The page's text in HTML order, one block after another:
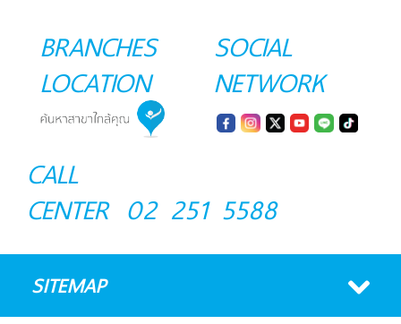
BRANCHES
LOCATION
SOCIAL
NETWORK
CALL
CENTER 02 251 5588
SITEMAP